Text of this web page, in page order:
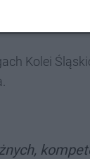
Kolei